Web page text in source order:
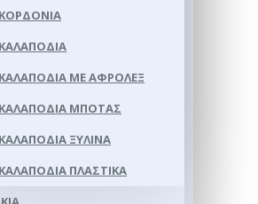
ΚΟΡΔΌΝΙΑ
ΚΑΛΑΠΌΔΙΑ
ΚΑΛΑΠΌΔΙΑ ΜΕ ΑΦΡΟΛΕΞ
ΚΑΛΑΠΌΔΙΑ ΜΠΌΤΑΣ
ΚΑΛΑΠΌΔΙΑ ΞΎΛΙΝΑ
ΚΑΛΑΠΌΔΙΑ ΠΛΑΣΤΙΚΆ